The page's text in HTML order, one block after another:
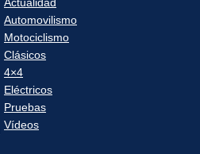
Automovilismo
Motociclismo
Clásicos
4×4
Eléctricos
Pruebas
Vídeos